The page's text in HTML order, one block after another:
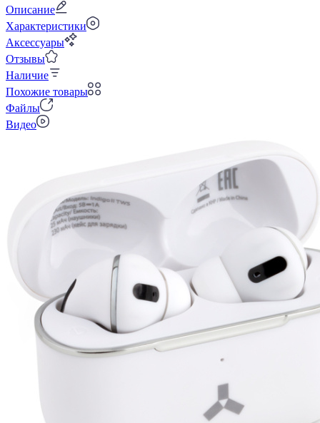
Описание
Характеристики
Аксессуары
Отзывы
Наличие
Похожие товары
Файлы
Видео